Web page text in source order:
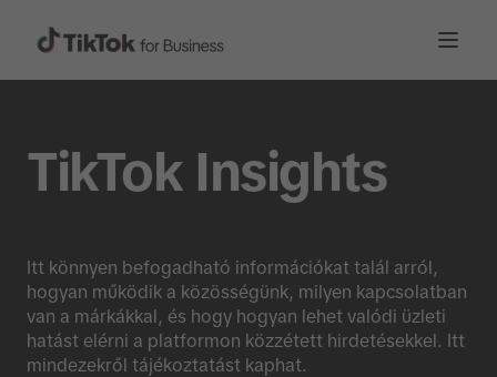
TikTok Insights
Itt könnyen befogadható információkat talál arról,
hogyan működik a közösségünk, milyen kapcsolatban
van a márkákkal, és hogy hogyan lehet valódi üzleti
hatást elérni a platformon közzétett hirdetésekkel. Itt
mindezekről tájékoztatást kaphat.